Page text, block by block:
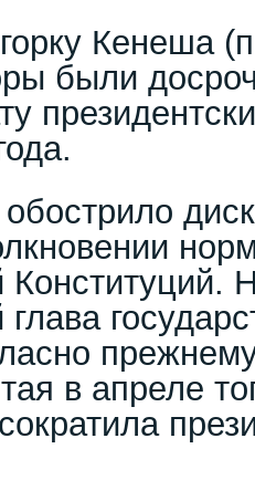
Кенеша
были
в апреле